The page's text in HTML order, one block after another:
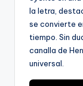
la letra,
se convierte
tiempo. Sin
canalla de
universal.